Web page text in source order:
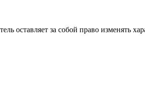
оставляет за собой право изменять